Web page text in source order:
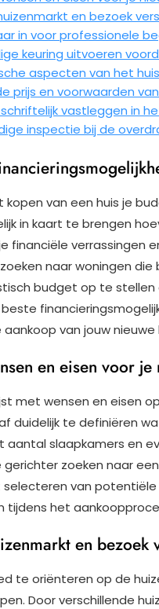
en bezoek
in voor professionele
keuring uitvoeren
aspecten van het
prijs en voorwaarden
vastleggen in
inspectie bij de
kopen van een huis je
in kaart te brengen
financiële
naar woningen die
budget op te
van jouw nieuwe
en eisen voor je
met wensen en eisen
duidelijk te definiëren
slaapkamers en
gerichter zoeken naar
van potentiële
tijdens het
en bezoek
te oriënteren op de
Door verschillende